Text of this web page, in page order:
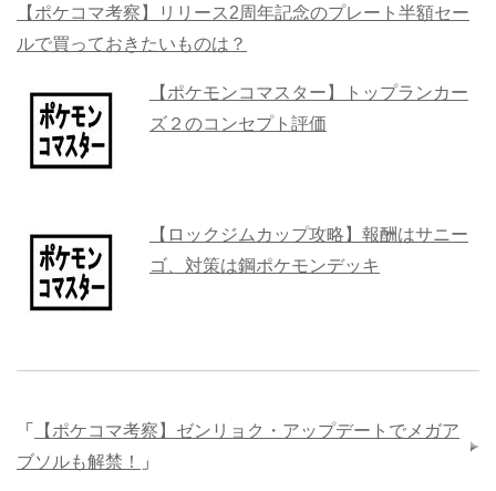
【ポケコマ考察】リリース2周年記念のプレート半額セー
ルで買っておきたいものは？
【ポケモンコマスター】トップランカー
ズ２のコンセプト評価
【ロックジムカップ攻略】報酬はサニー
ゴ、対策は鋼ポケモンデッキ
「
【ポケコマ考察】ゼンリョク・アップデートでメガア
ブソルも解禁！
」